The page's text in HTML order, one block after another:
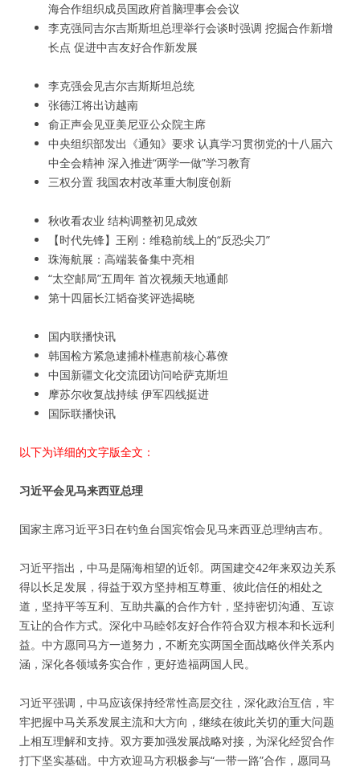
海合作组织成员国政府首脑理事会会议
李克强同吉尔吉斯斯坦总理举行会谈时强调 挖掘合作新增
长点 促进中吉友好合作新发展
李克强会见吉尔吉斯斯坦总统
张德江将出访越南
俞正声会见亚美尼亚公众院主席
中央组织部发出《通知》要求 认真学习贯彻党的十八届六
中全会精神 深入推进“两学一做”学习教育
三权分置 我国农村改革重大制度创新
秋收看农业 结构调整初见成效
【时代先锋】王刚：维稳前线上的“反恐尖刀”
珠海航展：高端装备集中亮相
“太空邮局”五周年 首次视频天地通邮
第十四届长江韬奋奖评选揭晓
国内联播快讯
韩国检方紧急逮捕朴槿惠前核心幕僚
中国新疆文化交流团访问哈萨克斯坦
摩苏尔收复战持续 伊军四线挺进
国际联播快讯
以下为详细的文字版全文：
习近平会见马来西亚总理
国家主席习近平3日在钓鱼台国宾馆会见马来西亚总理纳吉布。
习近平指出，中马是隔海相望的近邻。两国建交42年来双边关系
得以长足发展，得益于双方坚持相互尊重、彼此信任的相处之
道，坚持平等互利、互助共赢的合作方针，坚持密切沟通、互谅
互让的合作方式。深化中马睦邻友好合作符合双方根本和长远利
益。中方愿同马方一道努力，不断充实两国全面战略伙伴关系内
涵，深化各领域务实合作，更好造福两国人民。
习近平强调，中马应该保持经常性高层交往，深化政治互信，牢
牢把握中马关系发展主流和大方向，继续在彼此关切的重大问题
上相互理解和支持。双方要加强发展战略对接，为深化经贸合作
打下坚实基础。中方欢迎马方积极参与“一带一路”合作，愿同马